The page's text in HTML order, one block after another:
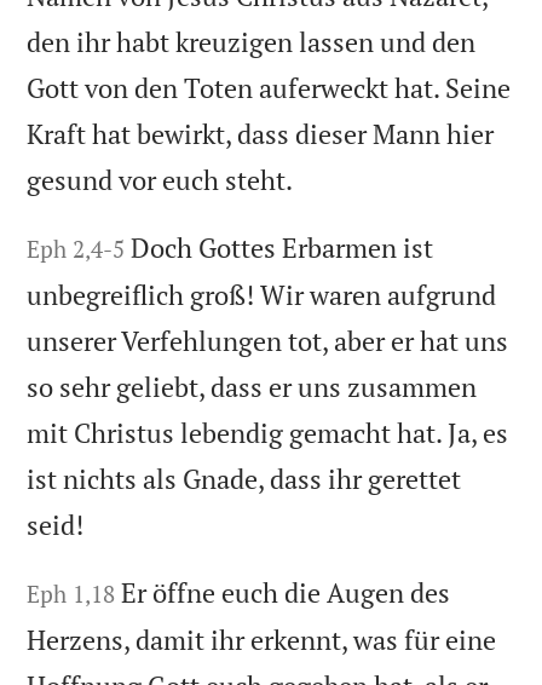
den ihr habt kreuzigen lassen und den
Gott von den Toten auferweckt hat. Seine
Kraft hat bewirkt, dass dieser Mann hier
gesund vor euch steht.
Eph 2,4-5 Doch Gottes Erbarmen ist
unbegreiflich groß! Wir waren aufgrund
unserer Verfehlungen tot, aber er hat uns
so sehr geliebt, dass er uns zusammen
mit Christus lebendig gemacht hat. Ja, es
ist nichts als Gnade, dass ihr gerettet
seid!
Eph 1,18 Er öffne euch die Augen des
Herzens, damit ihr erkennt, was für eine